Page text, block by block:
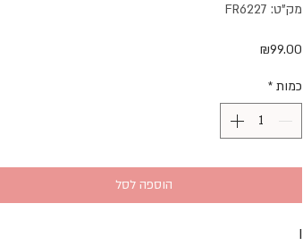
מק"ט: FR6227
₪99.00
כמות *
הוספה לסל
I